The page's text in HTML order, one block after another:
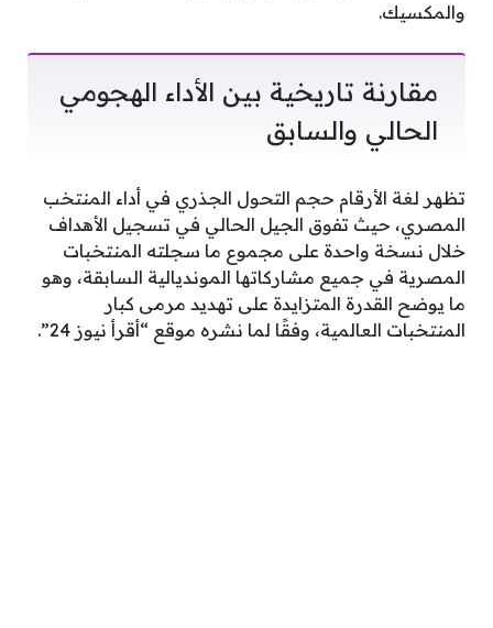
والمكسيك.
مقارنة تاريخية بين الأداء الهجومي
الحالي والسابق
تظهر لغة الأرقام حجم التحول الجذري في أداء المنتخب
المصري، حيث تفوق الجيل الحالي في تسجيل الأهداف
خلال نسخة واحدة على مجموع ما سجلته المنتخبات
المصرية في جميع مشاركاتها المونديالية السابقة، وهو
ما يوضح القدرة المتزايدة على تهديد مرمى كبار
المنتخبات العالمية، وفقًا لما نشره موقع “أقرأ نيوز 24”.